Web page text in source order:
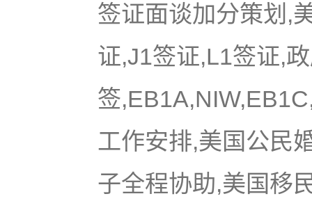
签证面谈加分策划,
证,J1签证,L1签证,
签
工作安排,美国公民
子全程协助,美国移